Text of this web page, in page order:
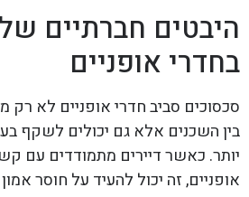
היבטים חברתיים
בחדרי אופניים
סכסוכים סביב חדרי אופניים לא רק
בין השכנים אלא גם יכולים לשקף
יותר. כאשר דיירים מתמודדים עם
אופניים, זה יכול להעיד על חוסר